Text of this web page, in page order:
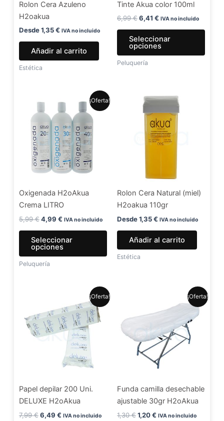
Rolon Cera Azuleno
H2oakua
Desde1,35€ IVA no incluido
Añadir al carrito
Estética
Tinte Akua color 100ml
6,99€6,41 € IVA no incluido
Seleccionar
opciones
en
Peluquería
¡Oferta!
Oxigenada H2oAkua
Crema LITRO
5,99€
original
era:
5,99 €.
4,99 €
precio
actual
4,99 €.
IVA no incluido
Seleccionar
opciones
Este
producto
pueden
elegir
la
página
de
Peluquería
Rolon Cera Natural (miel)
H2oakua 110gr
Desde1,35€ IVA no incluido
Añadir al carrito
Estética
¡Oferta!
Papel depilar 200 Uni.
DELUXE H2oAkua
7,99€
original
era:
7,99 €.
6,49 €
actual
es:
6,49 €.
IVA no incluido
¡Oferta!
Funda camilla desechable
ajustable 30gr H2oAkua
1,30€
original
era:
1,20€
actual
1,20 €.
IVA no incluido